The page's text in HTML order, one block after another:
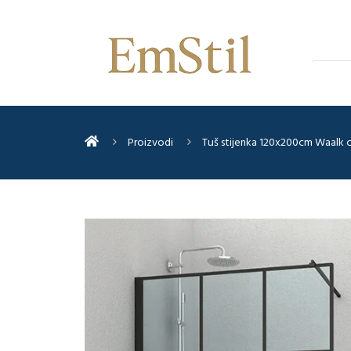
Proizvodi Tuš stijenka 120x200cm Waalk